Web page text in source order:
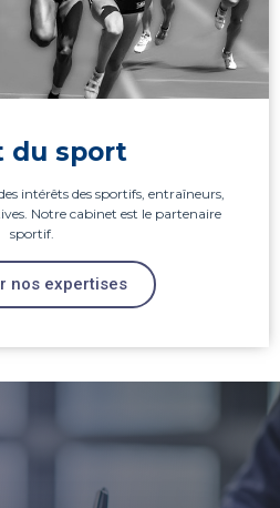
du sport
intérêts des sportifs, entraîneurs,
Notre cabinet est le partenaire
sportif.
nos expertises